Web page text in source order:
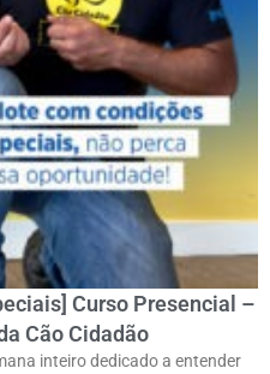
Curso Presencial –
Cão Cidadão
inteiro dedicado a entender